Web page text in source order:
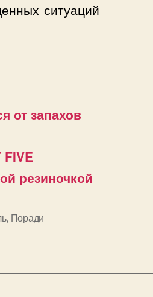
ситуаций
от запахов
резиночкой
, Поради